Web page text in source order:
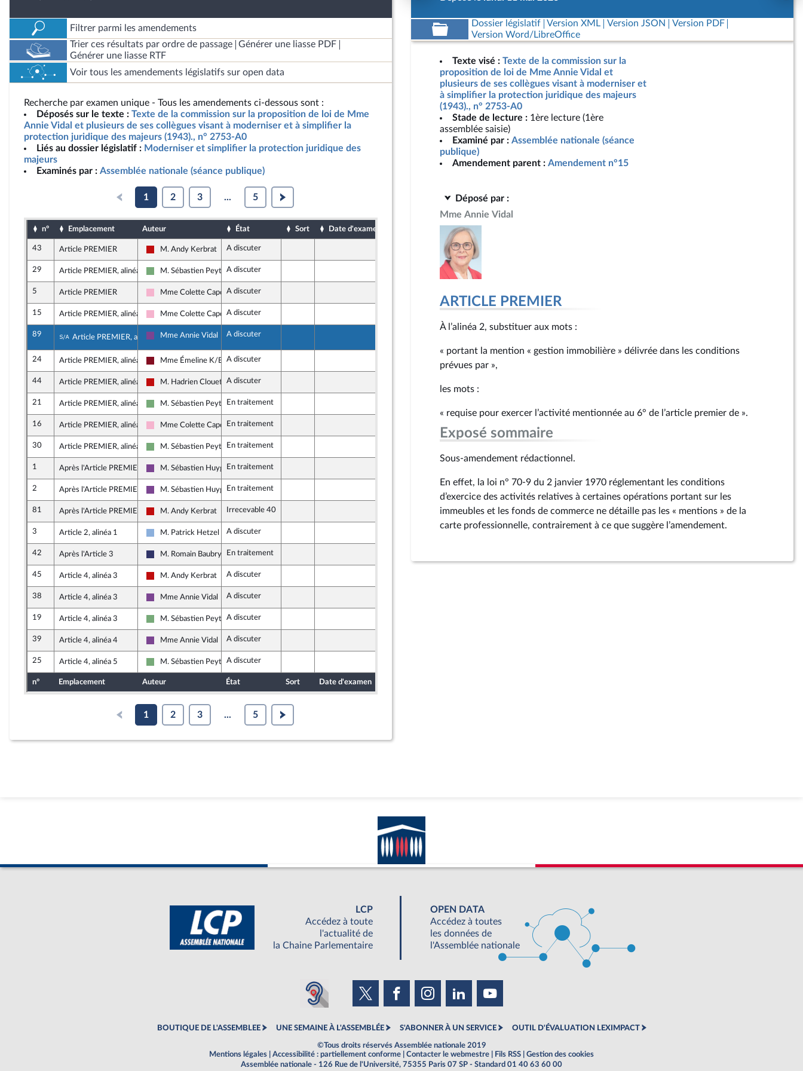
Filtrer parmi les amendements
Trier ces résultats par ordre de passage
Générer une liasse PDF
Générer une liasse RTF
Voir tous les amendements législatifs sur open data
Recherche par examen unique - Tous les amendements ci-dessous sont :
Déposés sur le texte : Texte de la commission sur la proposition de loi de Mme
Annie Vidal et plusieurs de ses collègues visant à moderniser et à simplifier la
protection juridique des majeurs (1943)., n° 2753-A0
Liés au dossier législatif : Moderniser et simplifier la protection juridique des
majeurs
Examinés par : Assemblée nationale (séance publique)
1 2 3 ... 5
n° Emplacement Auteur État Sort Date d'examen
43 Article PREMIER
La France insoumise - Nouveau Front Populaire
M. Andy Kerbrat A discuter
29 Article PREMIER, alinéa 7
Écologiste et Social
M. Sébastien PeytavieA discuter
5 Article PREMIER
Socialistes et apparentés
Mme Colette Capdevielle
A discuter
15 Article PREMIER, alinéa 2
Socialistes et apparentés
Mme Colette Capdevielle
A discuter
89 Sous-amendement de l'amendement n°15
Article PREMIER, alinéa 2Ensemble pour la République
Mme Annie Vidal A discuter
24 Article PREMIER, alinéa 5
Gauche Démocrate et Républicaine
Mme Émeline K/BidiA discuter
44 Article PREMIER, alinéa 2
La France insoumise - Nouveau Front Populaire
M. Hadrien Clouet A discuter
21 Article PREMIER, alinéa 1
Écologiste et Social
M. Sébastien PeytavieEn traitement
16 Article PREMIER, alinéa 2
Socialistes et apparentés
Mme Colette CapdevielleEn traitement
30 Article PREMIER, alinéa 7
Écologiste et Social
M. Sébastien PeytavieEn traitement
1 Après l'Article PREMIER
Ensemble pour la République
M. Sébastien HuygheEn traitement
2 Après l'Article PREMIER
Ensemble pour la République
M. Sébastien HuygheEn traitement
81 Après l'Article PREMIER
La France insoumise - Nouveau Front Populaire
M. Andy Kerbrat Irrecevable 40
3 Article 2, alinéa 1
Droite Républicaine
M. Patrick Hetzel A discuter
42 Après l'Article 3
Rassemblement National
M. Romain Baubry En traitement
45 Article 4, alinéa 3
La France insoumise - Nouveau Front Populaire
M. Andy Kerbrat A discuter
38 Article 4, alinéa 3
Ensemble pour la République
Mme Annie Vidal A discuter
19 Article 4, alinéa 3
Écologiste et Social
M. Sébastien PeytavieA discuter
39 Article 4, alinéa 4
Ensemble pour la République
Mme Annie Vidal A discuter
25 Article 4, alinéa 5
Écologiste et Social
M. Sébastien PeytavieA discuter
n° Emplacement Auteur État Sort Date d'examen
1 2 3 ... 5
Dossier législatif Version XML Version JSON
Version PDF
Version Word/LibreOffice
Texte visé : Texte de la commission sur la
proposition de loi de Mme Annie Vidal et
plusieurs de ses collègues visant à moderniser et
à simplifier la protection juridique des majeurs
(1943)., n° 2753-A0
Stade de lecture : 1ère lecture (1ère
assemblée saisie)
Examiné par : Assemblée nationale (séance
publique)
Amendement parent : Amendement n°15
Déposé par :
Mme Annie Vidal
ARTICLE PREMIER
À l’alinéa 2, substituer aux mots :
« portant la mention « gestion immobilière » délivrée dans les conditions
prévues par »,
les mots :
« requise pour exercer l’activité mentionnée au 6° de l’article premier de ».
Exposé sommaire
Sous-amendement rédactionnel.
En effet, la loi n° 70‑9 du 2 janvier 1970 réglementant les conditions
d’exercice des activités relatives à certaines opérations portant sur les
immeubles et les fonds de commerce ne détaille pas les « mentions » de la
carte professionnelle, contrairement à ce que suggère l’amendement.
LCP
Accédez à toute
l'actualité de
la Chaine Parlementaire
OPEN DATA
Accédez à toutes
les données de
l'Assemblée nationale
BOUTIQUE DE L'ASSEMBLEE UNE SEMAINE À L'ASSEMBLÉE S'ABONNER À UN SERVICE OUTIL D'ÉVALUATION LEXIMPACT
©Tous droits réservés Assemblée nationale 2019
Mentions légales
Accessibilité : partiellement conforme Contacter le webmestre Fils RSS
Gestion des cookies
Assemblée nationale - 126 Rue de l'Université, 75355 Paris 07 SP - Standard 01 40 63 60 00